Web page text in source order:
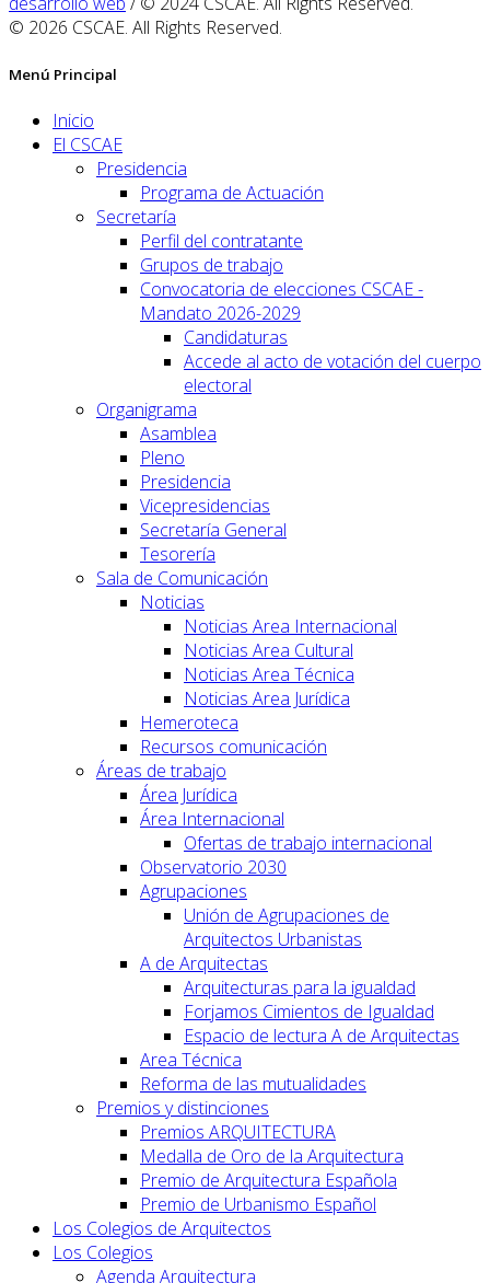
© 2026 CSCAE. All Rights Reserved.
Menú Principal
Inicio
El CSCAE
Presidencia
Programa de Actuación
Secretaría
Perfil del contratante
Grupos de trabajo
Convocatoria de elecciones CSCAE -
Mandato 2026-2029
Candidaturas
Accede al acto de votación del cuerpo
electoral
Organigrama
Asamblea
Pleno
Presidencia
Vicepresidencias
Secretaría General
Tesorería
Sala de Comunicación
Noticias
Noticias Area Internacional
Noticias Area Cultural
Noticias Area Técnica
Noticias Area Jurídica
Hemeroteca
Recursos comunicación
Áreas de trabajo
Área Jurídica
Área Internacional
Ofertas de trabajo internacional
Observatorio 2030
Agrupaciones
Unión de Agrupaciones de
Arquitectos Urbanistas
A de Arquitectas
Arquitecturas para la igualdad
Forjamos Cimientos de Igualdad
Espacio de lectura A de Arquitectas
Area Técnica
Reforma de las mutualidades
Premios y distinciones
Premios ARQUITECTURA
Medalla de Oro de la Arquitectura
Premio de Arquitectura Española
Premio de Urbanismo Español
Los Colegios de Arquitectos
Los Colegios
Agenda Arquitectura